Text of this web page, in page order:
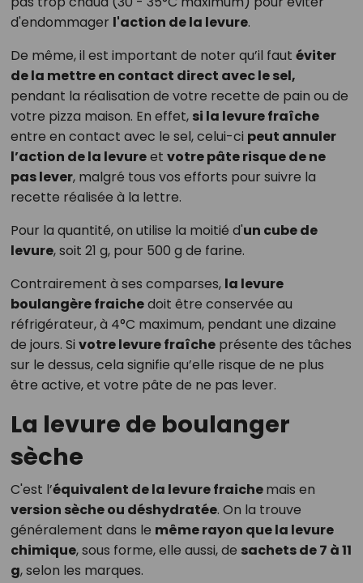
d'endommager l'action de la levure.
De même, il est important de noter qu’il faut éviter
de la mettre en contact direct avec le sel,
pendant la réalisation de votre recette de pain ou de
votre pizza maison. En effet, si la levure fraîche
entre en contact avec le sel, celui-ci peut annuler
l’action de la levureet votre pâte risque de ne
pas lever, malgré tous vos efforts pour suivre la
recette réalisée à la lettre.
Pour la quantité, on utilise la moitié d'un cube de
levure, soit 21 g, pour 500 g de farine.
Contrairement à ses comparses, la levure
boulangère fraichedoit être conservée au
réfrigérateur, à 4°C maximum, pendant une dizaine
de jours. Si votre levure fraîcheprésente des tâches
sur le dessus, cela signifie qu’elle risque de ne plus
être active, et votre pâte de ne pas lever.
La levure de boulanger
sèche
C'est l’équivalent de la levure fraichemais en
version sèche ou déshydratée. On la trouve
généralement dans le même rayon que la levure
chimique, sous forme, elle aussi, de sachets de 7 à 11
g, selon les marques.